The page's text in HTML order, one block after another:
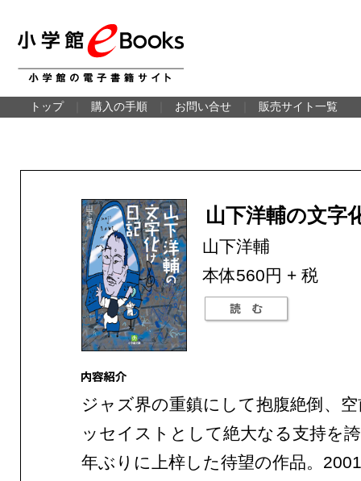
トップ 購入の手順 お問い合せ 販売サイト一覧
山下洋輔の文字
山下洋輔
本体560円 + 税
ジャズ界の重鎮にして抱腹絶倒、
ッセイストとして絶大なる支持を
年ぶりに上梓した待望の作品。